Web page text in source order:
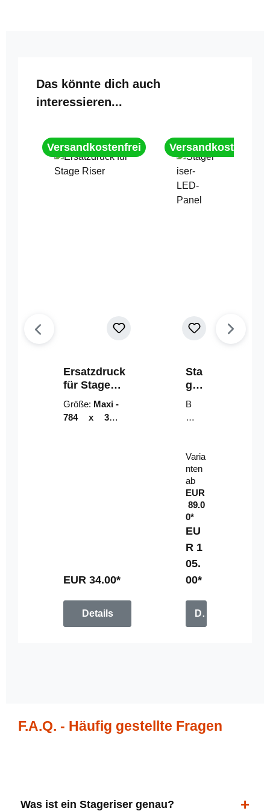
Produktgalerie überspringen
Das könnte dich auch
interessieren...
Versandkostenfrei
Ersatzdruck
für Stage
Riser
Größe: Maxi -
784 x 314
EUR 34.00*
Details
Versandkostenfrei
Sta
geri
ser-
LE
D-
el
B
un
mi
t
Fe
rn
be
di
en
u
n
g
Varia
nten
ab
EUR
89.0
0*
EU
R 1
05.
00*
Details
F.A.Q. - Häufig gestellte Fragen
Was ist ein Stageriser genau?